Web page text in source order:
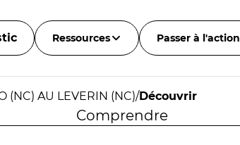
Ressources Passer à l'action
(NC) AU LEVERIN (NC)/Découvrir
Comprendre